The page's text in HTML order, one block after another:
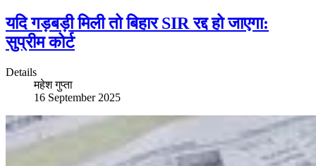
यदि गड़बड़ी मिली तो बिहार SIR रद्द हो जाएगा:
सुप्रीम कोर्ट
Details
महेश गुप्ता
16 September 2025